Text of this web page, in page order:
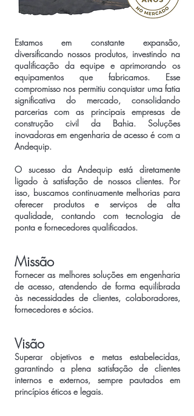
Estamos em constante expansão,
diversificando nossos produtos, investindo na
qualificação da equipe e aprimorando os
equipamentos que fabricamos. Esse
compromisso nos permitiu conquistar uma fatia
significativa do mercado, consolidando
parcerias com as principais empresas de
construção civil da Bahia. Soluções
inovadoras em engenharia de acesso é com a
Andequip.
O sucesso da Andequip está diretamente
ligado à satisfação de nossos clientes. Por
isso, buscamos continuamente melhorias para
oferecer produtos e serviços de alta
qualidade, contando com tecnologia de
ponta e fornecedores qualificados.
Missão
Fornecer as melhores soluções em engenharia
de acesso, atendendo de forma equilibrada
às necessidades de clientes, colaboradores,
fornecedores e sócios.
Visão
Superar objetivos e metas estabelecidas,
garantindo a plena satisfação de clientes
internos e externos, sempre pautados em
princípios éticos e legais.